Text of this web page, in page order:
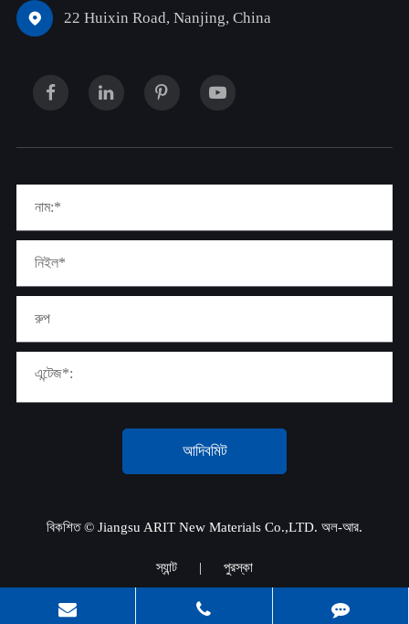
 22 Huixin Road, Nanjing, China
আদিবমিট
বিকশিত © Jiangsu ARIT New Materials Co.,LTD. অল-আর.
স্যান্ট | পুরস্কা